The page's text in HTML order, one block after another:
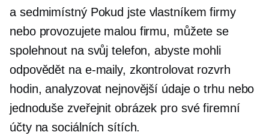
a sedmimístnýPokud jste vlastníkem firmy
nebo provozujete malou firmu, můžete se
spolehnout na svůj telefon, abyste mohli
odpovědět na e-maily, zkontrolovat rozvrh
hodin, analyzovat nejnovější údaje o trhu nebo
jednoduše zveřejnit obrázek pro své firemní
účty na sociálních sítích.